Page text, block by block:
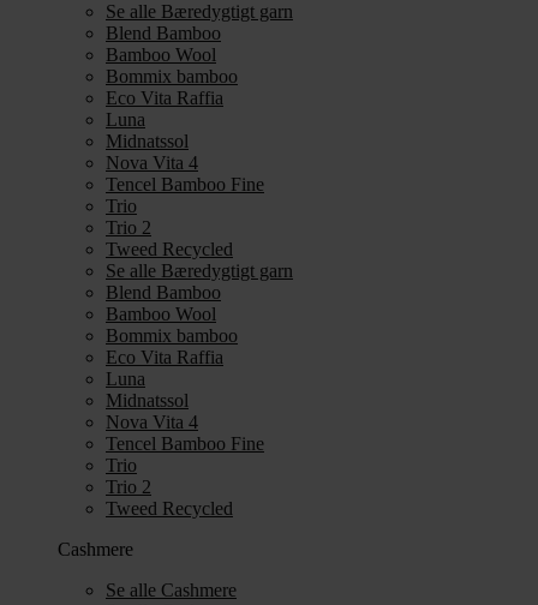
Se alle Bæredygtigt garn
Blend Bamboo
Bamboo Wool
Bommix bamboo
Eco Vita Raffia
Luna
Midnatssol
Nova Vita 4
Tencel Bamboo Fine
Trio
Trio 2
Tweed Recycled
Se alle Bæredygtigt garn
Blend Bamboo
Bamboo Wool
Bommix bamboo
Eco Vita Raffia
Luna
Midnatssol
Nova Vita 4
Tencel Bamboo Fine
Trio
Trio 2
Tweed Recycled
Cashmere
Se alle Cashmere